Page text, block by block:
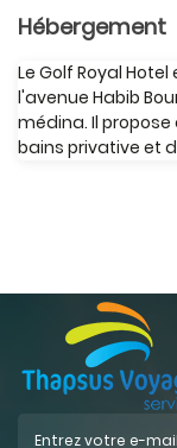
Hébergement
Le Golf Royal
l'avenue Habib
médina. Il
bains privative et